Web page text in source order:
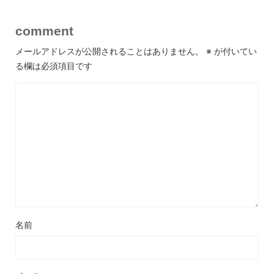
comment
メールアドレスが公開されることはありません。 ※ が付いてい
る欄は必須項目です
名前